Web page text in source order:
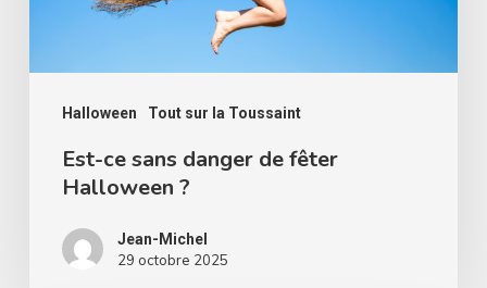
Halloween Tout sur la Toussaint
Halloween
Est-ce sans danger de fêter
Halloween ?
Jean-Michel
29 octobre 2025